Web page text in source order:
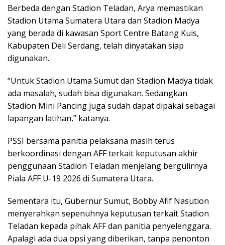
Berbeda dengan Stadion Teladan, Arya memastikan
Stadion Utama Sumatera Utara dan Stadion Madya
yang berada di kawasan Sport Centre Batang Kuis,
Kabupaten Deli Serdang, telah dinyatakan siap
digunakan.
“Untuk Stadion Utama Sumut dan Stadion Madya tidak
ada masalah, sudah bisa digunakan. Sedangkan
Stadion Mini Pancing juga sudah dapat dipakai sebagai
lapangan latihan,” katanya.
PSSI bersama panitia pelaksana masih terus
berkoordinasi dengan AFF terkait keputusan akhir
penggunaan Stadion Teladan menjelang bergulirnya
Piala AFF U-19 2026 di Sumatera Utara.
Sementara itu, Gubernur Sumut, Bobby Afif Nasution
menyerahkan sepenuhnya keputusan terkait Stadion
Teladan kepada pihak AFF dan panitia penyelenggara.
Apalagi ada dua opsi yang diberikan, tanpa penonton